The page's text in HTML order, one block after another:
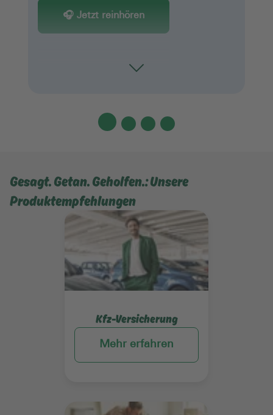
🎧 Jetzt reinhören
Gesagt. Getan. Geholfen.: Unsere
Produktempfehlungen
Kfz-Versicherung
Mehr erfahren
Mehr erfahren
Mehr erfahren